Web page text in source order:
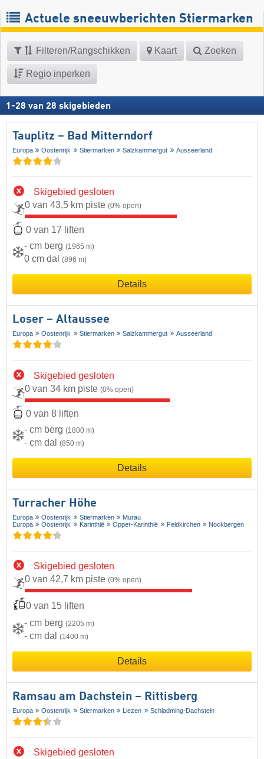
Actuele sneeuwberichten Stiermarken
Filteren/Rangschikken Kaart Zoeken
Regio inperken
1 -28 van 28 skigebieden
Tauplitz – Bad Mitterndorf
Europa Oostenrijk Stiermarken Salzkammergut Ausseerland
Skigebied gesloten
0 van 43,5 km piste (0% open)
0 van 17 liften
- cm berg (1965 m)
0 cm dal (896 m)
Details
Loser – Altaussee
Europa Oostenrijk Stiermarken Salzkammergut Ausseerland
Skigebied gesloten
0 van 34 km piste (0% open)
0 van 8 liften
- cm berg (1800 m)
- cm dal (850 m)
Details
Turracher Höhe
Europa Oostenrijk Stiermarken
Murau
Europa
Oostenrijk Karinthië Opper-Karinthië Feldkirchen Nockbergen
Skigebied gesloten
0 van 42,7 km piste (0% open)
0 van 15 liften
- cm berg (2205 m)
- cm dal (1400 m)
Details
Ramsau am Dachstein – Rittisberg
Europa Oostenrijk Stiermarken Liezen Schladming-Dachstein
Skigebied gesloten